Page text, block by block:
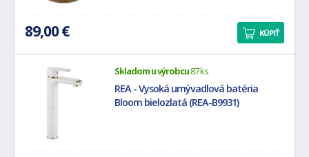
89,00 € KÚPIŤ
Skladom u výrobcu87 ks
REA - Vysoká umývadlová batéria
Bloom bielozlatá (REA-B9931)